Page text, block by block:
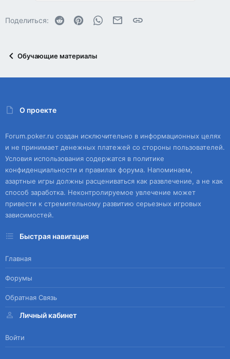
Поделиться: Reddit PinterestWhatsAppЭлектронная почта
Ссылка
Обучающие материалы
О проекте
Forum.poker.ru создан исключительно в информационных целях
и не принимает денежных платежей со стороны пользователей.
Условия использования содержатся в политике
конфиденциальности и правилах форума. Напоминаем,
азартные игры должны расцениваться как развлечение, а не как
способ заработка. Неконтролируемое увлечение может
привести к стремительному развитию серьезных игровых
зависимостей.
Быстрая навигация
Главная
Форумы
Обратная Связь
Личный кабинет
Войти